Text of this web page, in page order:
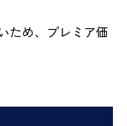
ため、プレミア価